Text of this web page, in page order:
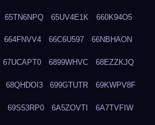
65TN6NPQ 65UV4E1K 660K94O5
664FNVV4 66C6U597 66NBHAON
67UCAPT0 6899WHVC 68EZZKJQ
68QHDOI3 699GTUTR 69KWPV8F
69S53RP0 6A5ZOVTI 6A7TVFIW